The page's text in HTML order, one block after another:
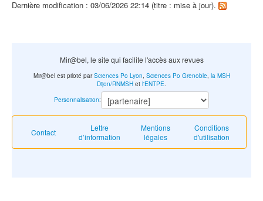
Dernière modification : 03/06/2026 22:14 (titre : mise à jour).
Mir@bel, le site qui facilite l'accès aux revues
Contact
Lettre
d’information
Mentions
légales
Conditions
d'utilisation
Mir@bel est piloté parSciences Po Lyon, Sciences Po Grenoble, la MSH
Dijon/RNMSH et l'ENTPE.
Personnalisation: